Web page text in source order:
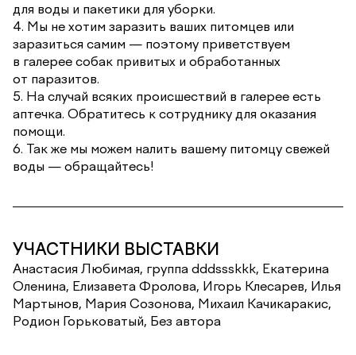
для воды и пакетики для уборки.
4. Мы не хотим заразить ваших питомцев или
заразиться самим — поэтому приветствуем
в галерее собак привитых и обработанных
от паразитов.
5. На случай всяких происшествий в галерее есть
аптечка. Обратитесь к сотруднику для оказания
помощи.
6. Так же мы можем налить вашему питомцу свежей
воды — обращайтесь!
УЧАСТНИКИ ВЫСТАВКИ
Анастасия Любимая, группа dddssskkk, Екатерина
Оленина, Елизавета Фролова, Игорь Клесарев, Илья
Мартынов, Мария Созонова, Михаил Качикаракис,
Родион Горьковатый, Без автора